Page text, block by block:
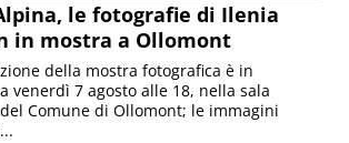
le fotografie di Ilenia
in mostra a Ollomont
della mostra fotografica è in
venerdì 7 agosto alle 18, nella sala
Comune di Ollomont; le immagini